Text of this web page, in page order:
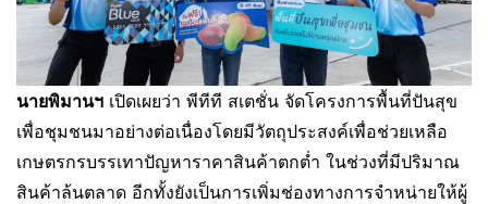
นายพิมานฯ เปิดเผยว่า พีทีที สเตชั่น จัดโครงการพื้นที่ปันสุข
เพื่อชุมชนมาอย่างต่อเนื่องโดยมีวัตถุประสงค์เพื่อช่วยเหลือ
เกษตรกรบรรเทาปัญหาราคาสินค้าตกต่ำ ในช่วงที่มีปริมาณ
สินค้าล้นตลาด อีกทั้งยังเป็นการเพิ่มช่องทางการจำหน่ายให้ผู้